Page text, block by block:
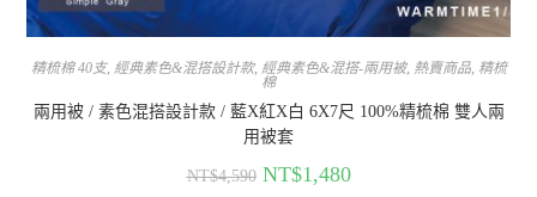
精梳棉 40支, 經典素色&混搭設計款, 經典素色&混搭-兩用被, 熱賣商品, 精梳
棉
兩用被 / 素色混搭設計款 / 藍X紅X白 6X7尺 100%精梳棉 雙人兩
用被套
NT$4,590 NT$1,480